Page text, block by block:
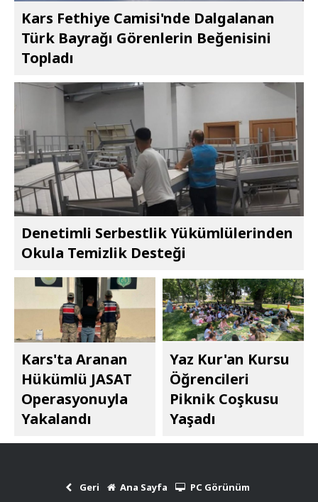
Kars Fethiye Camisi'nde Dalgalanan
Türk Bayrağı Görenlerin Beğenisini
Topladı
Denetimli Serbestlik Yükümlülerinden
Okula Temizlik Desteği
Kars'ta Aranan
Hükümlü JASAT
Operasyonuyla
Yakalandı
Yaz Kur'an Kursu
Öğrencileri
Piknik Coşkusu
Yaşadı
Geri Ana Sayfa PC Görünüm